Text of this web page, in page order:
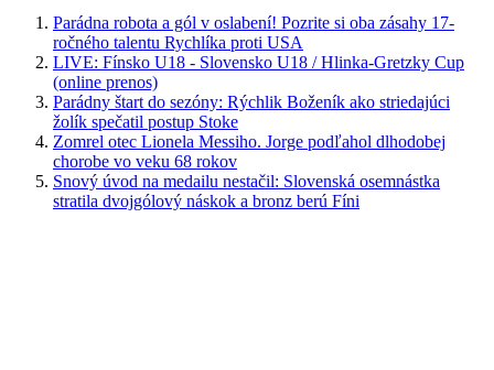
Parádna robota a gól v oslabení! Pozrite si oba zásahy 17-
ročného talentu Rychlíka proti USA
LIVE: Fínsko U18 - Slovensko U18 / Hlinka-Gretzky Cup
(online prenos)
Parádny štart do sezóny: Rýchlik Boženík ako striedajúci
žolík spečatil postup Stoke
Zomrel otec Lionela Messiho. Jorge podľahol dlhodobej
chorobe vo veku 68 rokov
Snový úvod na medailu nestačil: Slovenská osemnástka
stratila dvojgólový náskok a bronz berú Fíni